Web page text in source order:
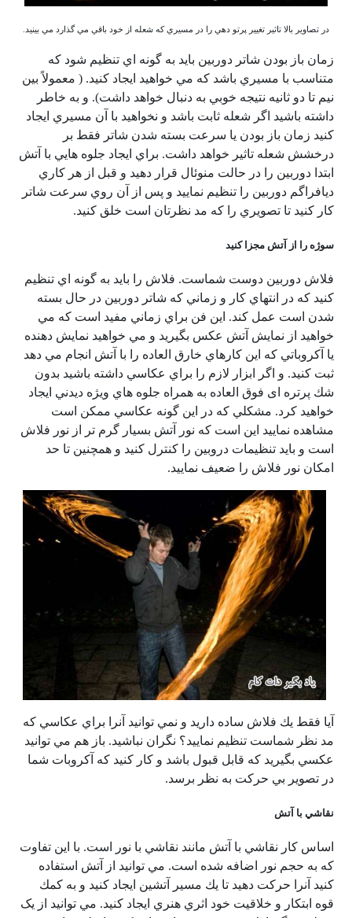
در تصاوير بالا تاثير تغيير پرتو دهي را در مسيري كه شعله از خود باقي مي گذارد مي بينيد.
زمان باز بودن شاتر دوربين بايد به گونه اي تنظيم شود كه
متناسب با مسيري باشد كه مي خواهيد ايجاد كنيد. ( معمولاً بين
نيم تا دو ثانيه نتيجه خوبي به دنبال خواهد داشت). و به خاطر
داشته باشيد اگر شعله ثابت باشد و نخواهيد با آن مسيري ايجاد
كنيد زمان باز بودن يا سرعت بسته شدن شاتر فقط بر
درخشش شعله تاثير خواهد داشت. براي ايجاد جلوه هايي با آتش
ابتدا دوربين را در حالت منوئال قرار دهيد و قبل از هر كاري
ديافراگم دوربين را تنظيم نماييد و پس از آن روي سرعت شاتر
كار كنيد تا تصويري را كه مد نظرتان است خلق كنيد.
سوژه را از آتش مجزا كنيد
فلاش دوربين دوست شماست. فلاش را بايد به گونه اي تنظيم
كنيد كه در انتهاي كار و زماني كه شاتر دوربين در حال بسته
شدن است عمل كند. اين فن براي زماني مفيد است كه مي
خواهيد از نمايش آتش عكس بگيريد و مي خواهيد نمايش دهنده
يا آكروباتي كه اين كارهاي خارق العاده را با آتش انجام مي دهد
ثبت كنيد. و اگر ابزار لازم را براي عكاسي داشته باشيد بدون
شك پرتره ای فوق العاده به همراه جلوه هاي ويژه ديدني ايجاد
خواهيد كرد. مشكلي كه در اين گونه عكاسي ممكن است
مشاهده نماييد اين است كه نور آتش بسيار گرم تر از نور فلاش
است و بايد تنظيمات دروبين را كنترل كنيد و همچنين تا حد
امكان نور فلاش را ضعيف نماييد.
آيا فقط يك فلاش ساده داريد و نمي توانيد آنرا براي عكاسي كه
مد نظر شماست تنظيم نماييد؟ نگران نباشيد. باز هم مي توانيد
عكسي بگيريد كه قابل قبول باشد و كار كنيد كه آكروبات شما
در تصوير بي حركت به نظر برسد.
نقاشي با آتش
اساس كار نقاشي با آتش مانند نقاشي با نور است. با اين تفاوت
كه به حجم نور اضافه شده است. مي توانيد از آتش استفاده
كنيد آنرا حركت دهيد تا يك مسير آتشين ايجاد كنيد و به كمك
قوه ابتكار و خلاقيت خود اثري هنري ايجاد كنيد. مي توانيد از یک